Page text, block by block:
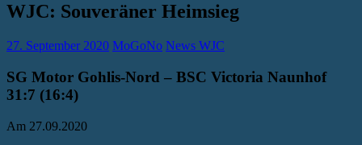
WJC: Souveräner Heimsieg
27. September 2020 MoGoNo News WJC
SG Motor Gohlis-Nord – BSC Victoria Naunhof
31:7 (16:4)
Am 27.09.2020